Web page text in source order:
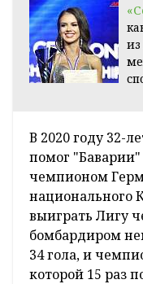
из
В 2020 году 32-
помог "Баварии"
чемпионом
национального
выиграть Лигу
бомбардиром
34 гола, и
которой 15 раз